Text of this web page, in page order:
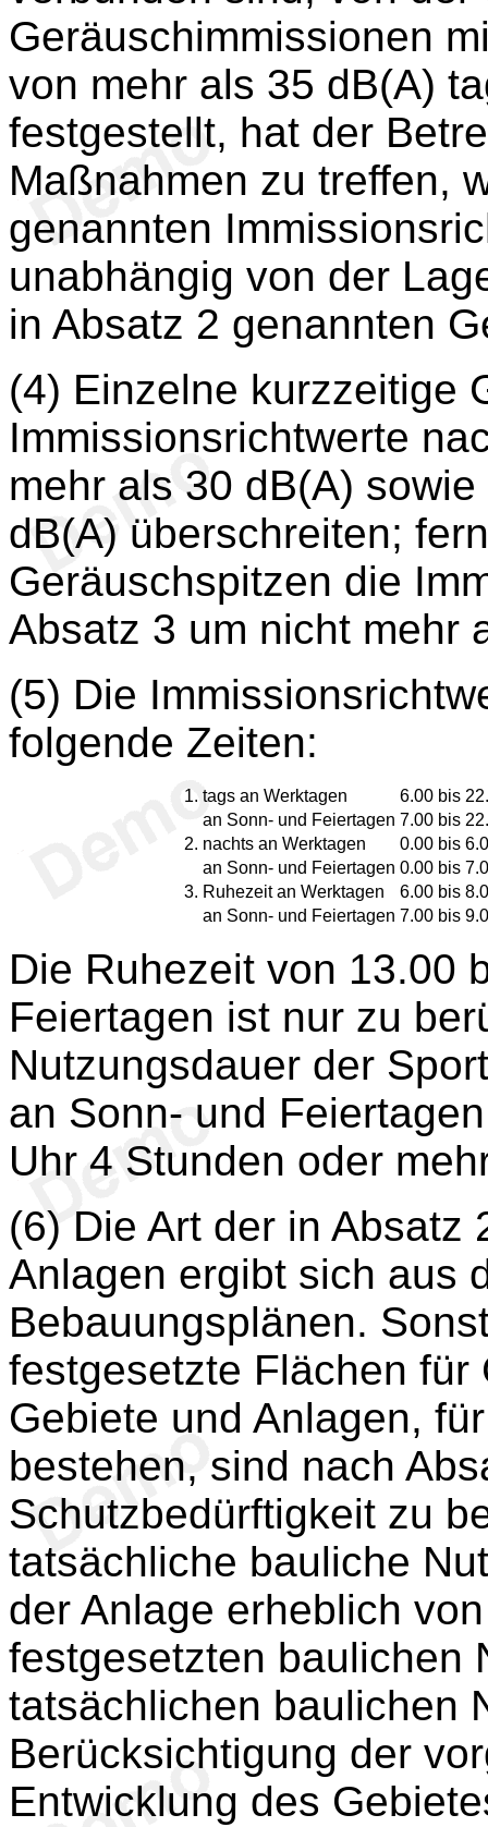
Geräuschimmissionen
von mehr als 35 dB(A)
festgestellt, hat der
Maßnahmen zu treffen,
genannten
unabhängig von der
in Absatz 2 genannten
(4) Einzelne kurzzeitige
Immissionsrichtwerte
mehr als 30 dB(A)
dB(A) überschreiten;
Geräuschspitzen die
Absatz 3 um nicht mehr
(5) Die
folgende Zeiten:
1. tags an Werktagen
6.00 bis
an Sonn- und Feiertagen 7.00 bis
2. nachts an Werktagen
0.00 bis
an Sonn- und Feiertagen 0.00 bis
3. Ruhezeit an Werktagen
6.00 bis
an Sonn- und Feiertagen 7.00 bis
Die Ruhezeit von 13.00
Feiertagen ist nur zu
Nutzungsdauer der
an Sonn- und
Uhr 4 Stunden oder
(6) Die Art der in Absatz
Anlagen ergibt sich aus
Bebauungsplänen.
festgesetzte Flächen für
Gebiete und Anlagen,
bestehen, sind nach
Schutzbedürftigkeit zu
tatsächliche bauliche
der Anlage erheblich
festgesetzten baulichen
tatsächlichen baulichen
Berücksichtigung der
Entwicklung des